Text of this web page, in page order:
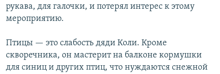
рукава, для галочки, и потерял интерес к этому
мероприятию.
Птицы — это слабость дяди Коли. Кроме
скворечника, он мастерит на балконе кормушки
для синиц и других птиц, что нуждаются снежной